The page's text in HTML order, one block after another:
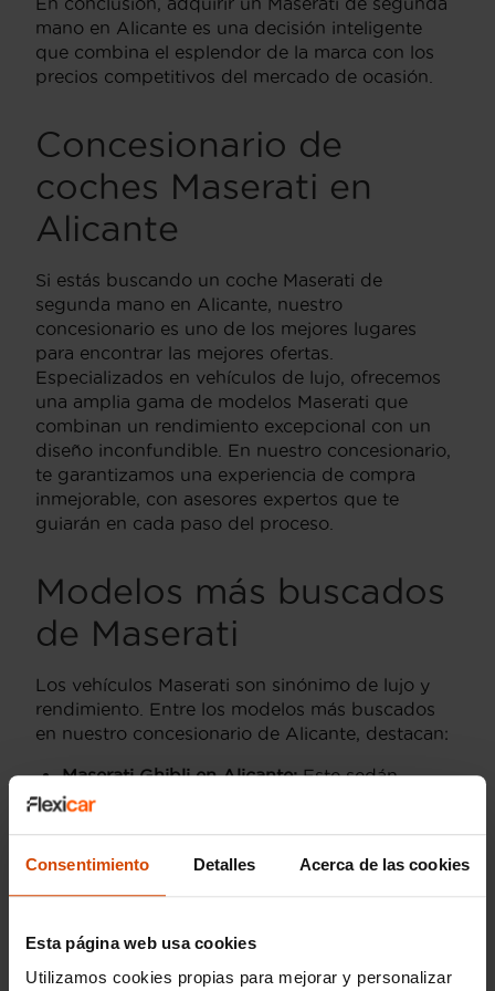
Consentimiento Detalles Acerca de las cookies
Esta página web usa cookies
Utilizamos cookies propias para mejorar y personalizar
mano en Alicante es una decisión inteligente
que combina el esplendor de la marca con los
precios competitivos del mercado de ocasión.
Concesionario de
coches Maserati en
Alicante
Si estás buscando un coche Maserati de
segunda mano en Alicante, nuestro
concesionario es uno de los mejores lugares
para encontrar las mejores ofertas.
Especializados en vehículos de lujo, ofrecemos
una amplia gama de modelos Maserati que
combinan un rendimiento excepcional con un
diseño inconfundible. En nuestro concesionario,
te garantizamos una experiencia de compra
inmejorable, con asesores expertos que te
guiarán en cada paso del proceso.
Modelos más buscados
de Maserati
Los vehículos Maserati son sinónimo de lujo y
rendimiento. Entre los modelos más buscados
en nuestro concesionario de Alicante, destacan:
Maserati Ghibli en Alicante:Este sedán
combina elegancia y potencia, contando con
calidad.
quienes buscan versatilidad sin renunciar al
prestigio de la marca.